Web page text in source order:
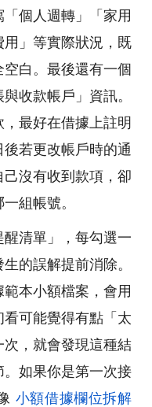
個人週轉」「家用
」等實際狀況，既
白。最後還有一個
收款帳戶」資訊。
最好在借據上註明
若更改帳戶時的通
沒有收到款項，卻
組帳號。
清單」，每勾選一
的誤解提前消除。
本小額檔案，會用
可能覺得有點「太
，就會發現這種結
如果你是第一次接
小額借據欄位拆解